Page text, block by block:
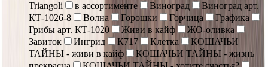
Triangoli
в ассортименте Виноград
Виноград арт.
КТ-1026-8
Волна Горошки Горчица
Графика
Грибы арт. КТ-1020
Живи в кайф
ЖО-оливка
Завиток
Ингрид К717 Клетка
КОШАЧЬИ
ТАЙНЫ - живи в кайф
КОШАЧЬИ ТАЙНЫ - жизнь